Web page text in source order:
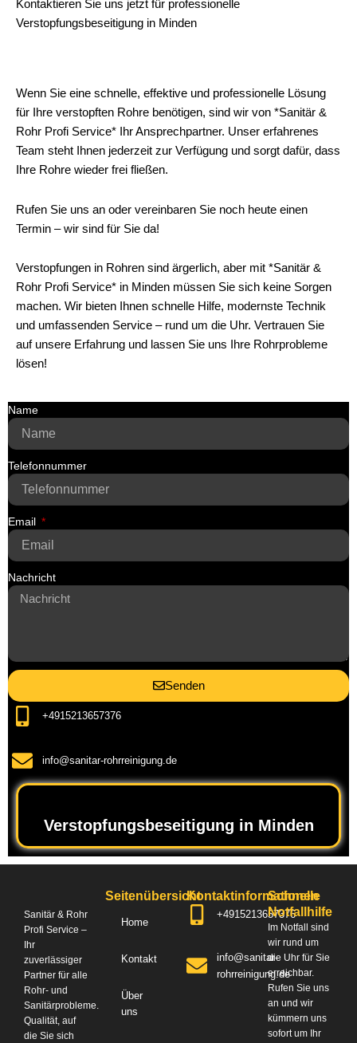
Kontaktieren Sie uns jetzt für professionelle
Verstopfungsbeseitigung in Minden
Wenn Sie eine schnelle, effektive und professionelle Lösung
für Ihre verstopften Rohre benötigen, sind wir von *Sanitär &
Rohr Profi Service* Ihr Ansprechpartner. Unser erfahrenes
Team steht Ihnen jederzeit zur Verfügung und sorgt dafür, dass
Ihre Rohre wieder frei fließen.
Rufen Sie uns an oder vereinbaren Sie noch heute einen
Termin – wir sind für Sie da!
Verstopfungen in Rohren sind ärgerlich, aber mit *Sanitär &
Rohr Profi Service* in Minden müssen Sie sich keine Sorgen
machen. Wir bieten Ihnen schnelle Hilfe, modernste Technik
und umfassenden Service – rund um die Uhr. Vertrauen Sie
auf unsere Erfahrung und lassen Sie uns Ihre Rohrprobleme
lösen!
Name
Telefonnummer
Email
Nachricht
Senden
+4915213657376
info@sanitar-rohrreinigung.de
Verstopfungsbeseitigung in Minden
Sanitär & Rohr
Profi Service –
Ihr
zuverlässiger
Partner für alle
Rohr- und
Sanitärprobleme.
Qualität, auf
die Sie sich
Seitenübersicht
Home
Kontakt
Über
uns
Kontaktinformationen
+4915213657376
info@sanitar-
rohrreinigung.de
Schnelle
Notfallhilfe
Im Notfall sind
wir rund um
die Uhr für Sie
erreichbar.
Rufen Sie uns
an und wir
kümmern uns
sofort um Ihr